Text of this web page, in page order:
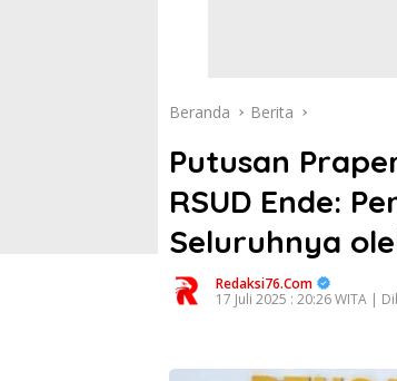
Beranda Berita
Putusan
RSUD Ende:
Seluruhnya
Redaksi76.com
17 Juli 2025 : 20:26 WITA |